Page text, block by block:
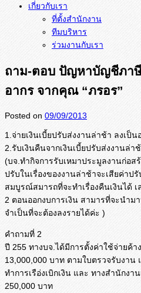
เกี่ยวกับเรา
ที่ตั้งสำนักงาน
ทีมบริหาร
ร่วมงานกับเรา
ถาม-ตอบ ปัญหาบัญชีภา
อากร จากคุณ “ภรอร”
Posted on 09/09/2013
1.จ่ายเงินเบี้ยปรับส่งงานล่าช้า ลงเป็น
2.รับเงินคืนจากเงินเบี้ยปรับส่งงานล่า
(บจ.ทำกิจการรับเหมาประมูลงานก่อส
ปรับในเรื่องของงานล่าช้าจะเสียค่าป
สมบูรณ์สมารถที่จะทำเรื่องคืนเงินได้
2 ตอนออกงบการเงิน สามารที่จะนำม
จำเป็นที่จะต้องลงรายได้ค่ะ )
คำถามที่ 2
ปี 255 ทางบจ.ได้มีการตั้งค่าใช้จ่ายค้า
13,000,000 บาท ตามใบตรวจรับงาน
ทำการเรือ่งเบิกเงิน และ ทางสำนักง
250,000 บาท